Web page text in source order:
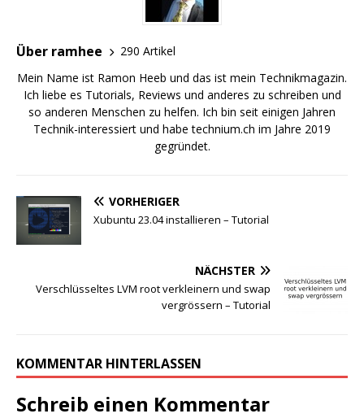
Über ramhee
290 Artikel
Mein Name ist Ramon Heeb und das ist mein Technikmagazin.
Ich liebe es Tutorials, Reviews und anderes zu schreiben und
so anderen Menschen zu helfen. Ich bin seit einigen Jahren
Technik-interessiert und habe technium.ch im Jahre 2019
gegründet.
VORHERIGER
Xubuntu 23.04 installieren – Tutorial
NÄCHSTER
Verschlüsseltes LVM root verkleinern und swap
vergrössern – Tutorial
KOMMENTAR HINTERLASSEN
Schreib einen Kommentar